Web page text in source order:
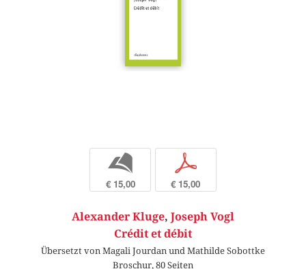
b
€ 15,00
p
€ 15,00
Alexander Kluge, Joseph Vogl
Crédit et débit
Übersetzt von Magali Jourdan und Mathilde Sobottke
Broschur, 80 Seiten